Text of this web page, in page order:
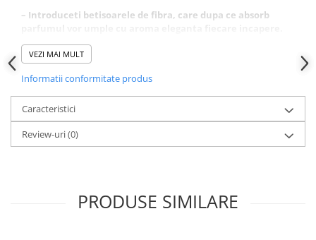
– Introduceti betisoarele de fibra, care dupa ce absorb
– Amplasati flaconul pe o suprafata orizontala care nu este
– Întoarceti betele de 2-3 ori pe saptamana pentru o aroma
mai proaspata!
– La amplasare va rugam sa fiti atenti ca betisoarele sau
parfumul sa nu intre in contact cu suprafete lacuite din
VEZI MAI MULT
Informatii conformitate produs
Caracteristici
Review-uri(0)
PRODUSE SIMILARE